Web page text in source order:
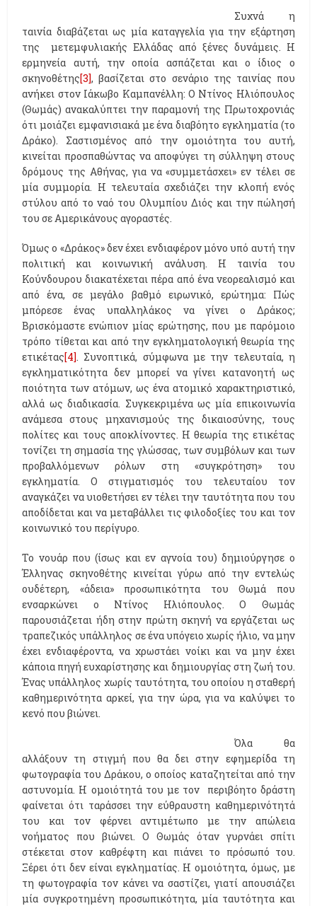
Συχνά η
ταινία διαβάζεται ως μία καταγγελία για την εξάρτηση
της μετεμφυλιακής Ελλάδας από ξένες δυνάμεις. Η
ερμηνεία αυτή, την οποία ασπάζεται και ο ίδιος ο
σκηνοθέτης[3], βασίζεται στο σενάριο της ταινίας που
ανήκει στον Ιάκωβο Καμπανέλλη: Ο Ντίνος Ηλιόπουλος
(Θωμάς) ανακαλύπτει την παραμονή της Πρωτοχρονιάς
ότι μοιάζει εμφανισιακά με ένα διαβόητο εγκληματία (το
Δράκο). Σαστισμένος από την ομοιότητα του αυτή,
κινείται προσπαθώντας να αποφύγει τη σύλληψη στους
δρόμους της Αθήνας, για να «συμμετάσχει» εν τέλει σε
μία συμμορία. Η τελευταία σχεδιάζει την κλοπή ενός
στύλου από το ναό του Ολυμπίου Διός και την πώλησή
του σε Αμερικάνους αγοραστές.
Όμως ο «Δράκος» δεν έχει ενδιαφέρον μόνο υπό αυτή την
πολιτική και κοινωνική ανάλυση. Η ταινία του
Κούνδουρου διακατέχεται πέρα από ένα νεορεαλισμό και
από ένα, σε μεγάλο βαθμό ειρωνικό, ερώτημα: Πώς
μπόρεσε ένας υπαλληλάκος να γίνει ο Δράκος;
Βρισκόμαστε ενώπιον μίας ερώτησης, που με παρόμοιο
τρόπο τίθεται και από την εγκληματολογική θεωρία της
ετικέτας[4]. Συνοπτικά, σύμφωνα με την τελευταία, η
εγκληματικότητα δεν μπορεί να γίνει κατανοητή ως
ποιότητα των ατόμων, ως ένα ατομικό χαρακτηριστικό,
αλλά ως διαδικασία. Συγκεκριμένα ως μία επικοινωνία
ανάμεσα στους μηχανισμούς της δικαιοσύνης, τους
πολίτες και τους αποκλίνοντες. Η θεωρία της ετικέτας
τονίζει τη σημασία της γλώσσας, των συμβόλων και των
προβαλλόμενων ρόλων στη «συγκρότηση» του
εγκληματία. Ο στιγματισμός του τελευταίου τον
αναγκάζει να υιοθετήσει εν τέλει την ταυτότητα που του
αποδίδεται και να μεταβάλλει τις φιλοδοξίες του και τον
κοινωνικό του περίγυρο.
Το νουάρ που (ίσως και εν αγνοία του) δημιούργησε ο
Έλληνας σκηνοθέτης κινείται γύρω από την εντελώς
ουδέτερη, «άδεια» προσωπικότητα του Θωμά που
ενσαρκώνει ο Ντίνος Ηλιόπουλος. Ο Θωμάς
παρουσιάζεται ήδη στην πρώτη σκηνή να εργάζεται ως
τραπεζικός υπάλληλος σε ένα υπόγειο χωρίς ήλιο, να μην
έχει ενδιαφέροντα, να χρωστάει νοίκι και να μην έχει
κάποια πηγή ευχαρίστησης και δημιουργίας στη ζωή του.
Ένας υπάλληλος χωρίς ταυτότητα, του οποίου η σταθερή
καθημερινότητα αρκεί, για την ώρα, για να καλύψει το
κενό που βιώνει.
Όλα θα
αλλάξουν τη στιγμή που θα δει στην εφημερίδα τη
φωτογραφία του Δράκου, ο οποίος καταζητείται από την
αστυνομία. Η ομοιότητά του με τον περιβόητο δράστη
φαίνεται ότι ταράσσει την εύθραυστη καθημερινότητά
του και τον φέρνει αντιμέτωπο με την απώλεια
νοήματος που βιώνει. Ο Θωμάς όταν γυρνάει σπίτι
στέκεται στον καθρέφτη και πιάνει το πρόσωπό του.
Ξέρει ότι δεν είναι εγκληματίας. Η ομοιότητα, όμως, με
τη φωτογραφία τον κάνει να σαστίζει, γιατί απουσιάζει
μία συγκροτημένη προσωπικότητα, μία ταυτότητα και